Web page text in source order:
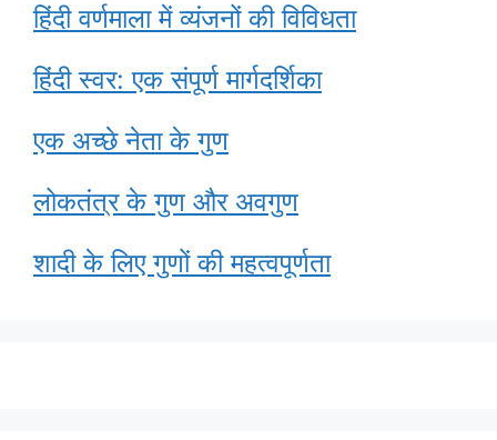
हिंदी वर्णमाला में व्यंजनों की विविधता
हिंदी स्वर: एक संपूर्ण मार्गदर्शिका
एक अच्छे नेता के गुण
लोकतंत्र के गुण और अवगुण
शादी के लिए गुणों की महत्वपूर्णता